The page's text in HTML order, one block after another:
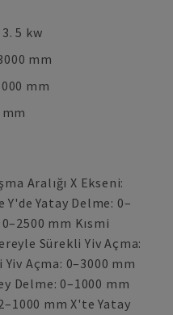
5 kw
mm
mm
mm
Aralığı X Ekseni:
Y'de Yatay Delme: 0–
mm Kısmi
Sürekli Yiv Açma:
Açma: 0–3000 mm
Delme: 0–1000 mm
mm X'te Yatay